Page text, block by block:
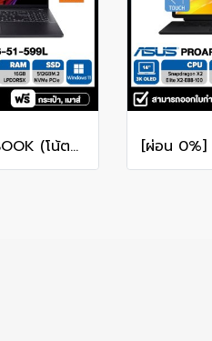
[ผ่อน 0%] NOTEBOOK (โน้ตบุ๊ก) ACER SWIFT 16 AI SF16-51-599L - ICE BLACK 16" 2.8K OLED/CORE ULTRA 5-226V/16GB/SSD 512GB/WINDOWS 11+MS OFFICE รับประกันศูนย์ไทย 3ปี